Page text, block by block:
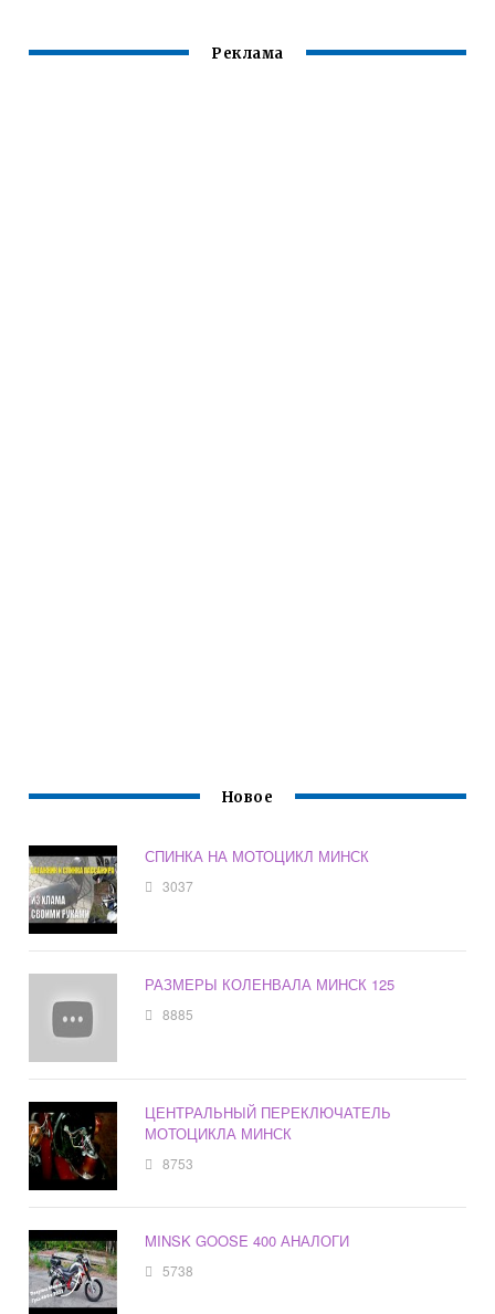
Реклама
Новое
СПИНКА НА МОТОЦИКЛ МИНСК
3037
РАЗМЕРЫ КОЛЕНВАЛА МИНСК 125
8885
ЦЕНТРАЛЬНЫЙ ПЕРЕКЛЮЧАТЕЛЬ
МОТОЦИКЛА МИНСК
8753
MINSK GOOSE 400 АНАЛОГИ
5738